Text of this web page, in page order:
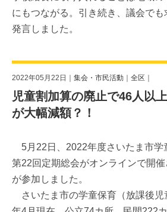
にもつながる。引き続き、議会でも
発言しました。
2022年05月22日｜ 集会・市民活動 全区
児童割加算の廃止で46人以
が大幅減額？！
5月22日、2022年度さいたま市学
第22回定期総会がオンラインで開
が参加しました。
さいたま市の学童保育（放課後児